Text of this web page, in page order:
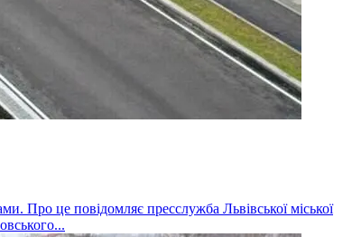
Про це повідомляє пресслужба Львівської міської